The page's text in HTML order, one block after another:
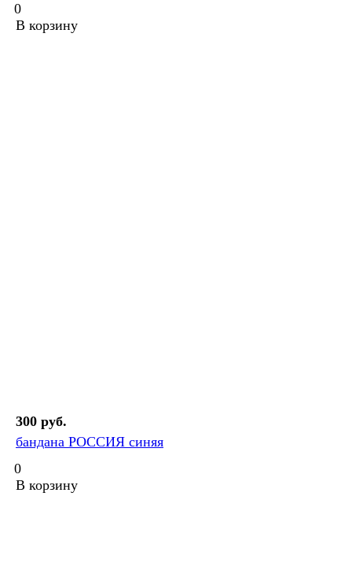
0
В корзину
300 руб.
бандана РОССИЯ синяя
0
В корзину